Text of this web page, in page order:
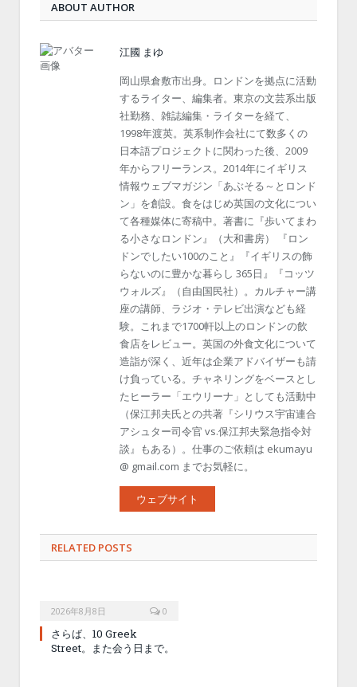
ABOUT AUTHOR
江國 まゆ
岡山県倉敷市出身。ロンドンを拠点に活動
するライター、編集者。東京の文芸系出版
社勤務、雑誌編集・ライターを経て、
1998年渡英。英系制作会社にて数多くの
日本語プロジェクトに関わった後、2009
年からフリーランス。2014年にイギリス
情報ウェブマガジン「あぶそる～とロンド
ン」を創設。食をはじめ英国の文化につい
て各種媒体に寄稿中。著書に『歩いてまわ
る小さなロンドン』（大和書房） 『ロン
ドンでしたい100のこと』『イギリスの飾
らないのに豊かな暮らし 365日』『コッツ
ウォルズ』（自由国民社）。カルチャー講
座の講師、ラジオ・テレビ出演なども経
験。これまで1700軒以上のロンドンの飲
食店をレビュー。英国の外食文化について
造詣が深く、近年は企業アドバイザーも請
け負っている。チャネリングをベースとし
たヒーラー「エウリーナ」としても活動中
（保江邦夫氏との共著『シリウス宇宙連合
アシュター司令官 vs.保江邦夫緊急指令対
談』もある）。仕事のご依頼は ekumayu
@ gmail.com までお気軽に。
ウェブサイト
RELATED POSTS
2026年8月8日 0
さらば、10 Greek
Street。また会う日まで。